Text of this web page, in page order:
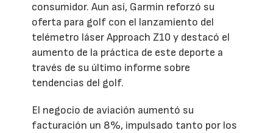
consumidor. Aun así, Garmin reforzó su
oferta para golf con el lanzamiento del
telémetro láser Approach Z10 y destacó el
aumento de la práctica de este deporte a
través de su último informe sobre
tendencias del golf.
El negocio de aviación aumentó su
facturación un 8%, impulsado tanto por los